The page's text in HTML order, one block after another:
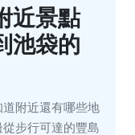
近景點
池袋的
附近還有哪些地
步行可達的豐島